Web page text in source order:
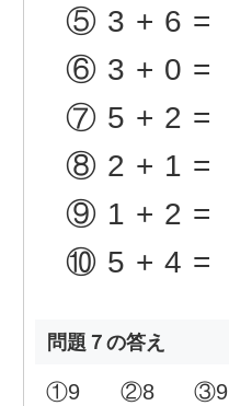
⑤ 3+6=
⑥ 3+0=
⑦ 5+2=
⑧ 2+1=
⑨ 1+2=
⑩ 5+4=
問題７の答え
①9 ②8 ③9